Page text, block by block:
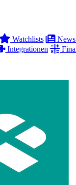
Watchlists
Integrationen